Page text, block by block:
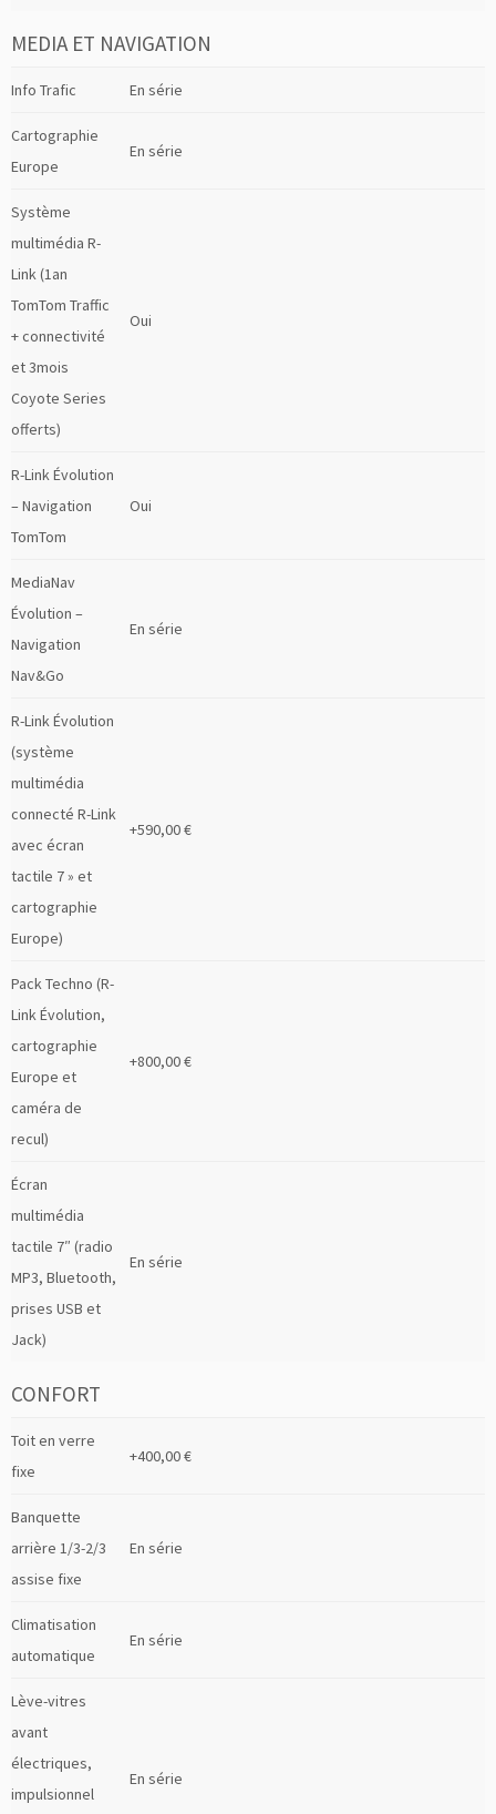
MEDIA ET NAVIGATION
Info Trafic En série
Cartographie
Europe
En série
Système
multimédia R-
Link (1an
TomTom Traffic
+ connectivité
et 3mois
Coyote Series
offerts)
Oui
R-Link Évolution
– Navigation
TomTom
Oui
MediaNav
Évolution –
Navigation
Nav&Go
En série
R-Link Évolution
(système
multimédia
connecté R-Link
avec écran
tactile 7 » et
cartographie
Europe)
+590,00 €
Pack Techno (R-
Link Évolution,
cartographie
Europe et
caméra de
recul)
+800,00 €
Écran
multimédia
tactile 7″ (radio
MP3, Bluetooth,
prises USB et
Jack)
En série
CONFORT
Toit en verre
fixe
+400,00 €
Banquette
arrière 1/3-2/3
assise fixe
En série
Climatisation
automatique
En série
Lève-vitres
avant
électriques,
impulsionnel
En série